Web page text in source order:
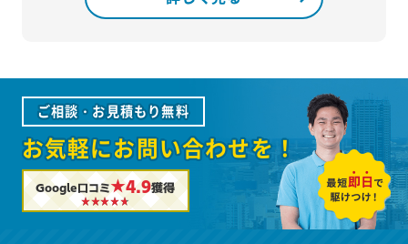
ご相談・お見積もり無料
お気軽にお問い合わせを！
Google口コミ★4.9獲得